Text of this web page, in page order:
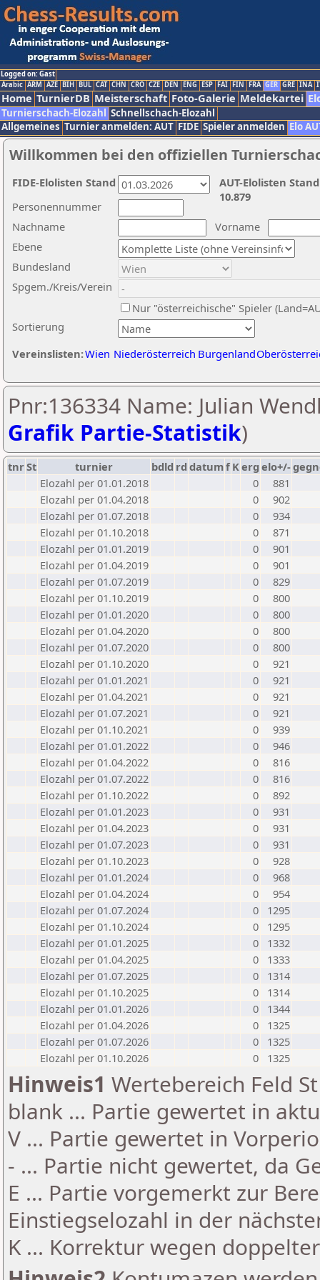
Logged on: Gast
Arabic ARM AZE BIH BUL CAT CHN CRO CZE DEN ENG ESP FAI FIN FRA GER GRE INA
Home TurnierDB Meisterschaft Foto-Galerie Meldekartei
Turnierschach-Elozahl Schnellschach-Elozahl
Allgemeines Turnier anmelden: AUT FIDE Spieler anmelden Elo
Willkommen bei den offiziellen
Nachname
Vorname
Ebene
Sortierung
Personennummer
Bundesland
Spgem./Kreis/Verein
Nur "österreichische" Spieler
Vereinslisten:Wien Niederösterreich Burgenland
AUT-Elolisten
10.879
FIDE-Elolisten Stand
Pnr:136334 Name: Julian
Grafik Partie-Statistik)
tnrSt turnier bdld rd datumf Kerg elo+/-
Elozahl per 01.01.2018
0
881
Elozahl per 01.04.2018
0
902
Elozahl per 01.07.2018
0
934
Elozahl per 01.10.2018
0
871
Elozahl per 01.01.2019
0
901
Elozahl per 01.04.2019
0
901
Elozahl per 01.07.2019
0
829
Elozahl per 01.10.2019
0
800
Elozahl per 01.01.2020
0
800
Elozahl per 01.04.2020
0
800
Elozahl per 01.07.2020
0
800
Elozahl per 01.10.2020
0
921
Elozahl per 01.01.2021
0
921
Elozahl per 01.04.2021
0
921
Elozahl per 01.07.2021
0
921
Elozahl per 01.10.2021
0
939
Elozahl per 01.01.2022
0
946
Elozahl per 01.04.2022
0
816
Elozahl per 01.07.2022
0
816
Elozahl per 01.10.2022
0
892
Elozahl per 01.01.2023
0
931
Elozahl per 01.04.2023
0
931
Elozahl per 01.07.2023
0
931
Elozahl per 01.10.2023
0
928
Elozahl per 01.01.2024
0
968
Elozahl per 01.04.2024
0
954
Elozahl per 01.07.2024
0
1295
Elozahl per 01.10.2024
0
1295
Elozahl per 01.01.2025
0
1332
Elozahl per 01.04.2025
0
1333
Elozahl per 01.07.2025
0
1314
Elozahl per 01.10.2025
0
1314
Elozahl per 01.01.2026
0
1344
Elozahl per 01.04.2026
0
1325
Elozahl per 01.07.2026
0
1325
Elozahl per 01.10.2026
0 1325
Hinweis1 Wertebereich Feld
blank ... Partie gewertet in
V ... Partie gewertet in
- ... Partie nicht gewertet, da
E ... Partie vorgemerkt zur
Einstiegselozahl in der
K ... Korrektur wegen